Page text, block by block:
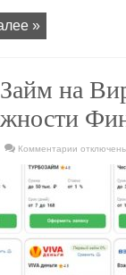
»
на
Комментарии
на
Управления